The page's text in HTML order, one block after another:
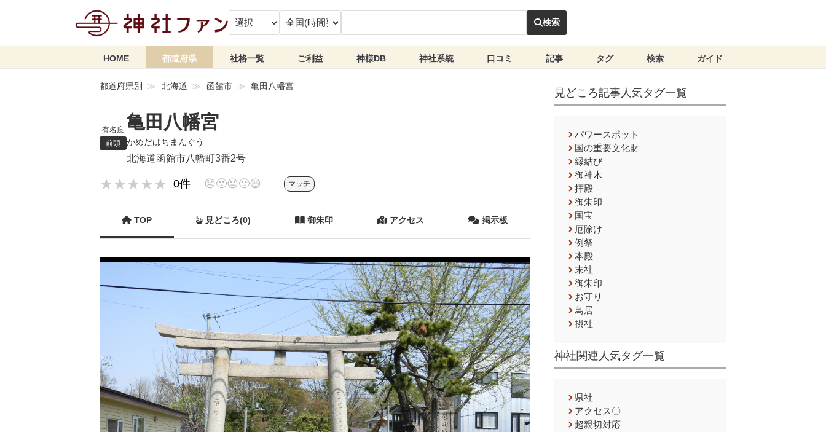
検索
HOME 都道府県 社格一覧 ご利益 神様DB 神社系統 口コミ 記事 タグ 検索 ガイド
都道府県別 北海道 函館市 亀田八幡宮
有名度
前頭
亀田八幡宮
かめだはちまんぐう
北海道函館市八幡町3番2号
★★★★★
★★★★★ 0件 😞🙁😐🙂😄 マッチ
TOP 見どころ(0) 御朱印 アクセス 掲示板
見どころ記事人気タグ一覧
パワースポット
国の重要文化財
縁結び
御神木
拝殿
御朱印
国宝
厄除け
例祭
本殿
末社
御朱印
お守り
鳥居
摂社
神社関連人気タグ一覧
県社
アクセス〇
超親切対応